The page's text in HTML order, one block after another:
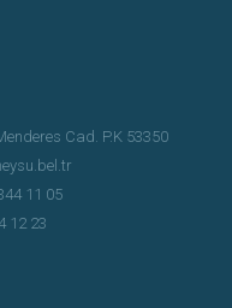
Cad. P.K 53350
11 05
12 23